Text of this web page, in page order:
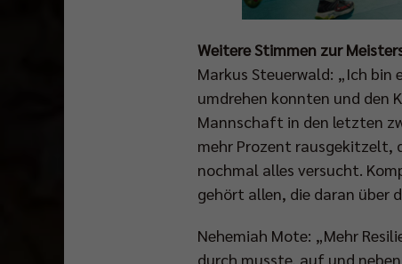
Weitere Stimmen zur
Markus Steuerwald: „Ich bin
umdrehen konnten und den
Mannschaft in den letzten
mehr Prozent rausgekitzelt,
nochmal alles versucht.
gehört allen, die daran über
Nehemiah Mote: „Mehr
durch musste, auf und